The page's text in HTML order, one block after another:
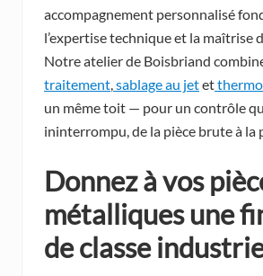
accompagnement personnalisé
l’expertise technique et la maîtrise
Notre atelier de Boisbriand
traitement sablage au jetet
un même toit — pour un contrôle
ininterrompu, de la pièce brute à la
Donnez à vos
métalliques une
de classe